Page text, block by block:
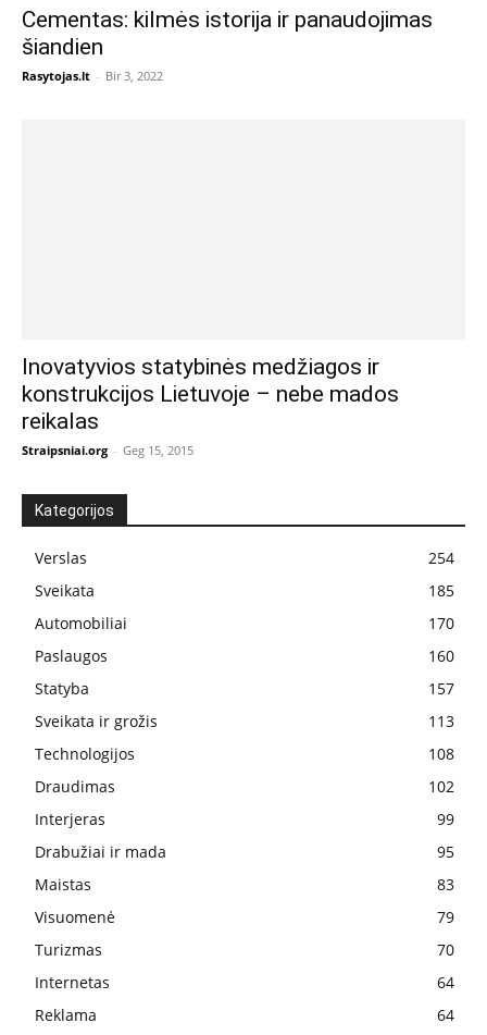
Cementas: kilmės istorija ir panaudojimas
šiandien
Rasytojas.lt - Bir 3, 2022
Inovatyvios statybinės medžiagos ir
konstrukcijos Lietuvoje – nebe mados
reikalas
Straipsniai.org - Geg 15, 2015
Kategorijos
Verslas
254
Sveikata
185
Automobiliai
170
Paslaugos
160
Statyba
157
Sveikata ir grožis
113
Technologijos
108
Draudimas
102
Interjeras
99
Drabužiai ir mada
95
Maistas
83
Visuomenė
79
Turizmas
70
Internetas
64
Reklama
64